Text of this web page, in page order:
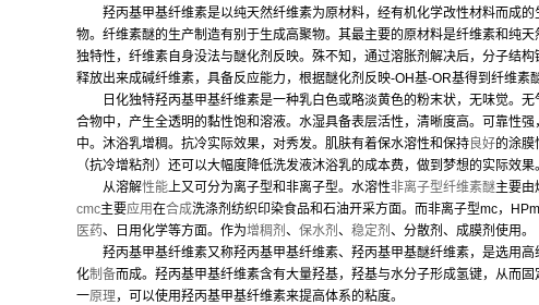
羟丙基甲基纤维素是以纯天然纤维素为原材料，经有机化学改性材料而成的
物。纤维素醚的生产制造有别于生成高聚物。其最主要的原材料是纤维素和纯
独特性，纤维素自身没法与醚化剂反映。殊不知，通过溶胀剂解决后，分子结
释放出来成碱纤维素，具备反应能力，根据醚化剂反映-OH基-OR基得到纤维素
日化独特羟丙基甲基纤维素是一种乳白色或略淡黄色的粉末状，无味觉。无
合物中，产生全透明的黏性饱和溶液。水湿具备表层活性，清晰度高。可靠性
中。沐浴乳增稠。抗冷实际效果，对秀发。肌肤有着保水溶性和保持 良好的涂膜
（抗冷增粘剂）还可以大幅度降低洗发液沐浴乳的成本费，做到梦想的实际效果
从溶解性能上又可分为离子型和非离子型。水溶性非离子型纤维素醚主要由
cmc主要应用在合成洗涤剂纺织印染食品和石油开采方面。而非离子型mc，
医药、日用化学等方面。作为增稠剂 、 保水剂 、 稳定剂 、分散剂、成膜剂使用。
羟丙基甲基纤维素又称羟丙基甲基纤维素、羟丙基甲基醚纤维素，是选用高
化制备而成。羟丙基甲基纤维素含有大量羟基，羟基与水分子形成氢键，从而
一原理，可以使用羟丙基甲基纤维素来提高体系的粘度。